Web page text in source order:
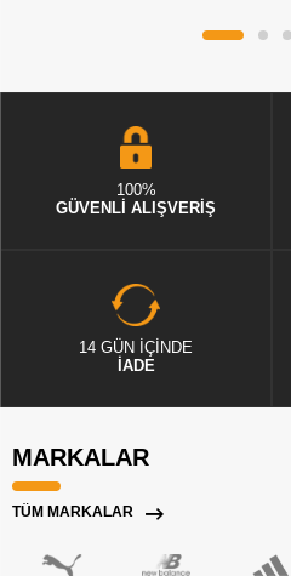
100%
GÜVENLİ ALIŞVERİŞ
14 GÜN İÇİNDE
İADE
MARKALAR
TÜM MARKALAR